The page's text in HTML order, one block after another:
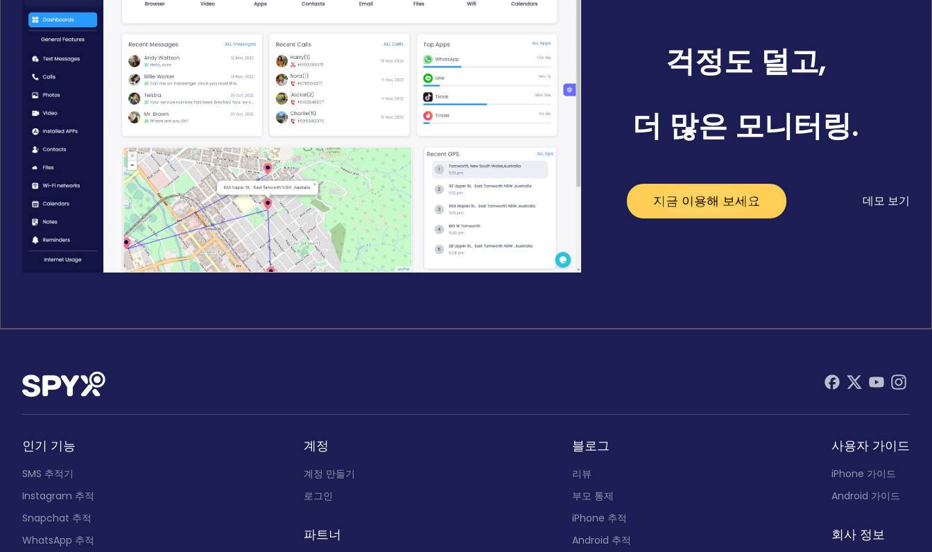
걱정도 덜고,
더 많은 모니터링.
지금 이용해 보세요 데모 보기
인기 기능
SMS 추적기
Instagram 추적
Snapchat 추적
WhatsApp 추적
블로그
리뷰
부모 통제
iPhone 추적
Android 추적
사용자 가이드
iPhone 가이드
Android 가이드
회사 정보
계정
계정 만들기
로그인
파트너